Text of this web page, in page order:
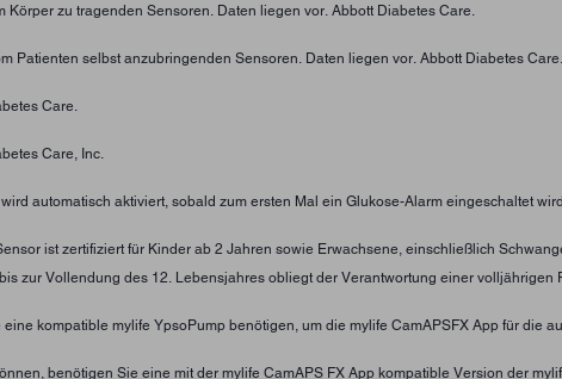
Körper zu tragenden Sensoren. Daten liegen vor. Abbott Diabetes Care.
Patienten selbst anzubringenden Sensoren. Daten liegen vor. Abbott Diabetes Care.
Care.
Care, Inc.
automatisch aktiviert, sobald zum ersten Mal ein Glukose-Alarm eingeschaltet
ist zertifiziert für Kinder ab 2 Jahren sowie Erwachsene, einschließlich
zur Vollendung des 12. Lebensjahres obliegt der Verantwortung einer volljährigen
eine kompatible mylife YpsoPump benötigen, um die mylife CamAPSFX App für die
benötigen Sie eine mit der mylife CamAPS FX App kompatible Version der